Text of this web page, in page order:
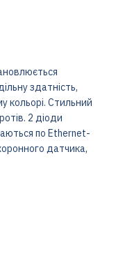
здатність,
кольорі. Стильний
2 діоди
по Ethernet-
датчика,